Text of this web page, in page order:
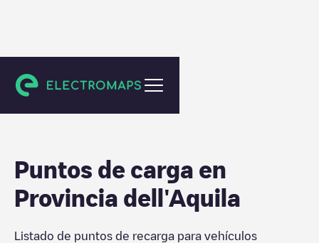
Italia
Puntos de carga en
Provincia dell'Aquila
Listado de puntos de recarga para vehículos